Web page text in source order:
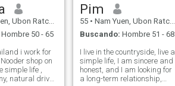
Ratchathani, Tailandia
Hombre 50 - 65
i work for
shop on
simple life ,
natural drive
Pim
55 • Nam Yuen, Ubon Ratchathani, Tailandia
Buscando: Hombre 51 - 68
I live in the countryside, live a
simple life, I am sincere and
honest, and I am looking for
a long-term relationship,